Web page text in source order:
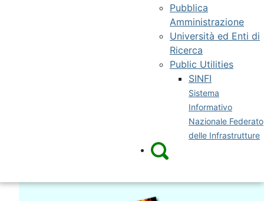
Pubblica
Amministrazione
Università ed Enti di
Ricerca
Public Utilities
SINFI
Sistema
Informativo
Nazionale Federato
delle Infrastrutture